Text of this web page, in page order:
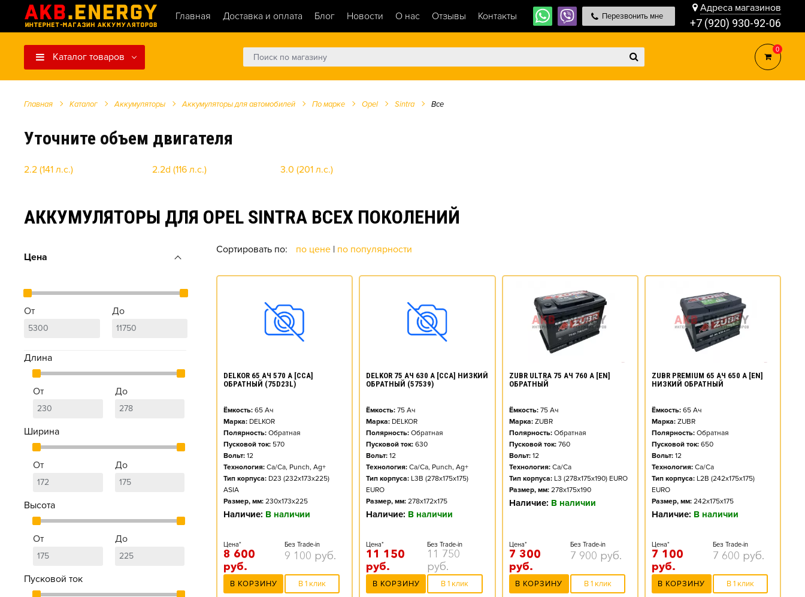
Главная Доставка и оплата Блог Новости О нас Отзывы Контакты Перезвонить мне
Адреса магазинов
+7 (920) 930-92-06
Каталог товаров
0
Главная Каталог Аккумуляторы Аккумуляторы для автомобилей По марке Opel Sintra Все
Уточните объем двигателя
2.2 (141 л.с.) 2.2d (116 л.с.) 3.0 (201 л.с.)
АККУМУЛЯТОРЫ ДЛЯ OPEL SINTRA ВСЕХ ПОКОЛЕНИЙ
Цена
От До
Длина
От До
Ширина
От До
Высота
От До
Пусковой ток
Сортировать по: по цене | по популярности
DELKOR 65 АЧ 570 А [CCA]
ОБРАТНЫЙ (75D23L)
Ёмкость: 65 Ач
Марка: DELKOR
Полярность: Обратная
Пусковой ток: 570
Вольт: 12
Технология: Ca/Ca, Punch, Ag+
Тип корпуса: D23 (232x173x225)
ASIA
Размер, мм: 230x173x225
Наличие: В наличии
Цена*
8 600
руб.
Без Trade-in
9 100 руб.
В КОРЗИНУ В 1 клик
DELKOR 75 АЧ 630 А [CCA] НИЗКИЙ
ОБРАТНЫЙ (57539)
Ёмкость: 75 Ач
Марка: DELKOR
Полярность: Обратная
Пусковой ток: 630
Вольт: 12
Технология: Ca/Ca, Punch, Ag+
Тип корпуса: L3B (278x175x175)
EURO
Размер, мм: 278x172x175
Наличие: В наличии
Цена*
11 150
руб.
Без Trade-in
11 750
руб.
В КОРЗИНУ В 1 клик
ZUBR ULTRA 75 АЧ 760 А [EN]
ОБРАТНЫЙ
Ёмкость: 75Ач
Марка: ZUBR
Полярность: Обратная
Пусковой ток: 760
Вольт: 12
Технология: Ca/Ca
Тип корпуса: L3 (278x175x190) EURO
Размер, мм: 278x175x190
Наличие: В наличии
Цена*
7 300
руб.
Без Trade-in
7 900 руб.
В КОРЗИНУ В 1 клик
ZUBR PREMIUM 65 АЧ 650 А [EN]
НИЗКИЙ ОБРАТНЫЙ
Ёмкость: 65Ач
Марка: ZUBR
Полярность: Обратная
Пусковой ток: 650
Вольт: 12
Технология: Ca/Ca
Тип корпуса: L2B (242x175x175)
EURO
Размер, мм: 242x175x175
Наличие: В наличии
Цена*
7 100
руб.
Без Trade-in
7 600 руб.
В КОРЗИНУ В 1 клик